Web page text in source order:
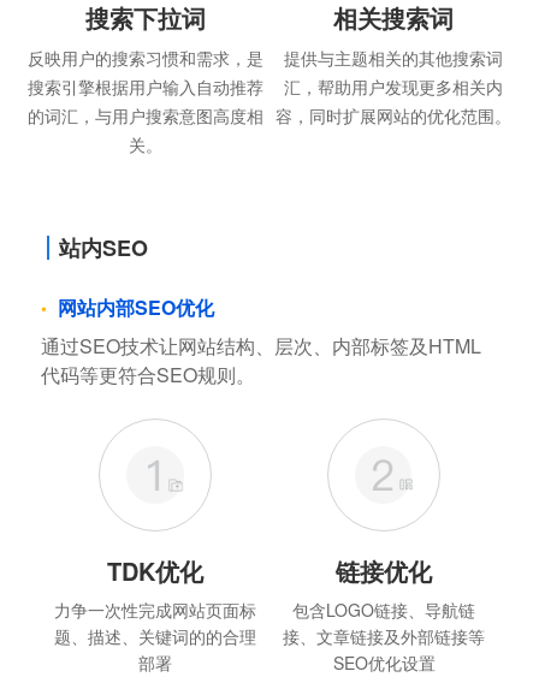
搜索下拉词
反映用户的搜索习惯和需求，是
搜索引擎根据用户输入自动推荐
的词汇，与用户搜索意图高度相
关。
相关搜索词
提供与主题相关的其他搜索词
汇，帮助用户发现更多相关内
容，同时扩展网站的优化范围。
站内SEO
网站内部SEO优化
通过SEO技术让网站结构、层次、内部标签及HTML
代码等更符合SEO规则。
TDK优化
力争一次性完成网站页面标
题、描述、关键词的的合理
部署
链接优化
包含LOGO链接、导航链
接、文章链接及外部链接等
SEO优化设置